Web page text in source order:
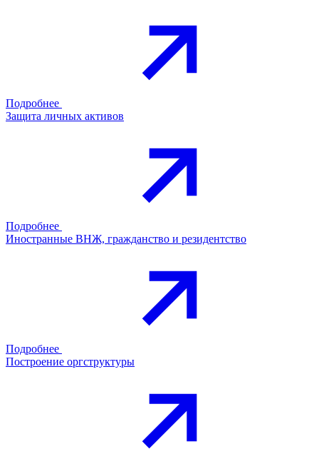
Подробнее
Защита личных активов
Подробнее
Иностранные ВНЖ, гражданство и резидентство
Подробнее
Построение оргструктуры